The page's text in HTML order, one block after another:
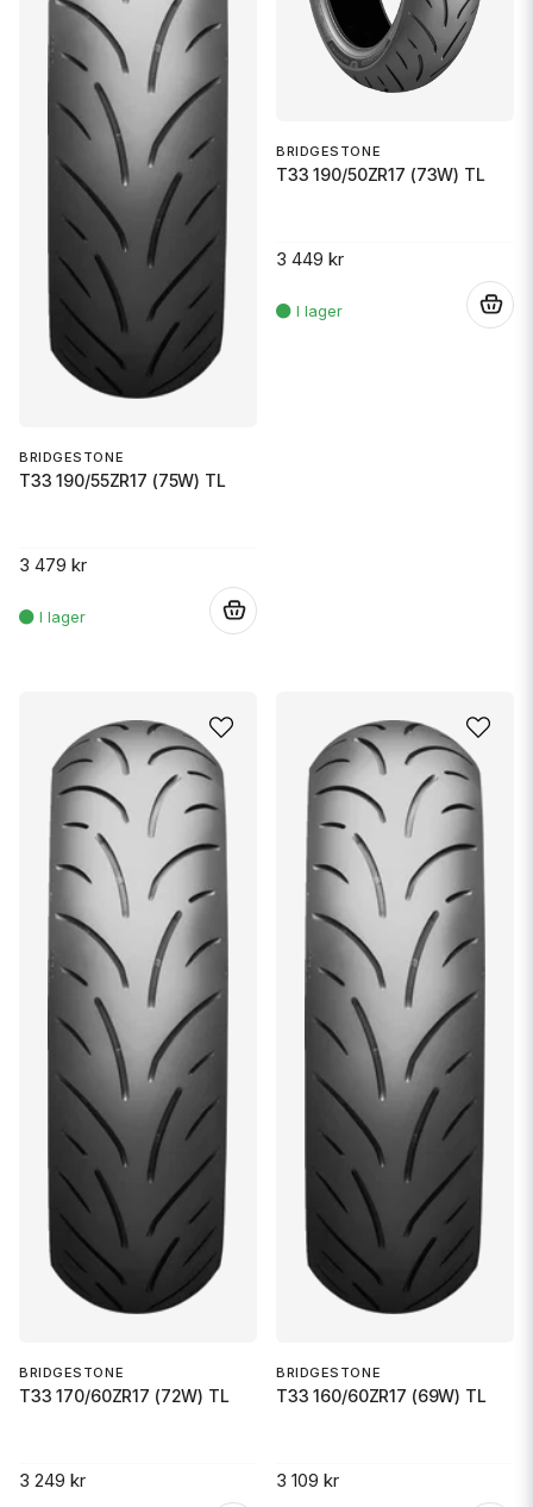
BRIDGESTONE
T33 190/55ZR17 (75W) TL
3 479 kr
BRIDGESTONE
T33 190/50ZR17 (73W) TL
3 449 kr
BRIDGESTONE
T33 170/60ZR17 (72W) TL
3 249 kr
BRIDGESTONE
T33 160/60ZR17 (69W) TL
3 109 kr